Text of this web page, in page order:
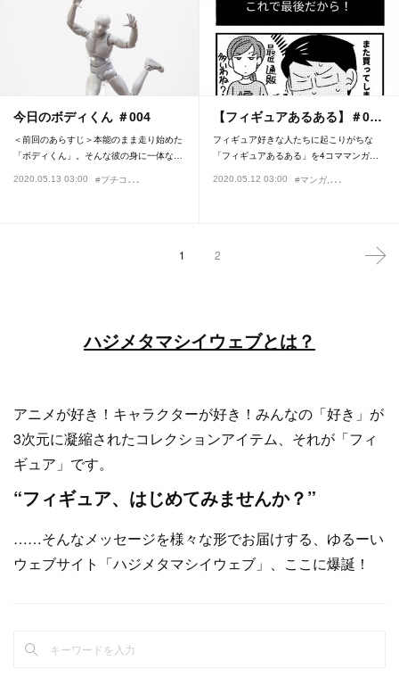
今日のボディくん ＃004
＜前回のあらすじ＞本能のまま走り始めた
「ボディくん」。そんな彼の身に一体な…
2020.05.13 03:00 #
プチコーナー #今日のボディくん
【フィギュアあるある】＃0…
フィギュア好きな人たちに起こりがちな
「フィギュアあるある」を4コママンガ…
2020.05.12 03:00 #マンガ #フィギュアあ
1 2
ハジメタマシイウェブとは？
アニメが好き！キャラクターが好き！みんなの「好き」が
3次元に凝縮されたコレクションアイテム、それが「フィ
ギュア」です。
“フィギュア、はじめてみませんか？”
……そんなメッセージを様々な形でお届けする、ゆるーい
ウェブサイト「ハジメタマシイウェブ」、ここに爆誕！